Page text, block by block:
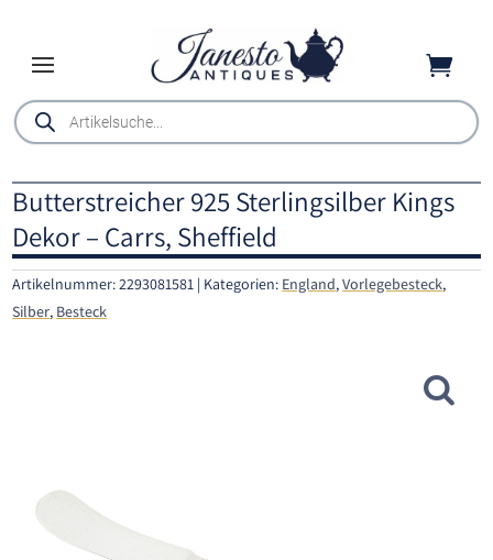

Products
search
Butterstreicher 925 Sterlingsilber Kings
Dekor – Carrs, Sheffield
Artikelnummer:2293081581 Kategorien: England,Vorlegebesteck,
Silber, Besteck